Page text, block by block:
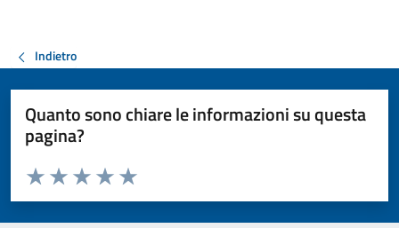
Indietro
Quanto sono chiare le informazioni su questa
pagina?
Valuta da 1 a 5 stelle la pagina
Valuta 5 stelle su 5
Valuta 4 stelle su 5
Valuta 3 stelle su 5
Valuta 2 stelle su 5
Valuta 1 stelle su 5